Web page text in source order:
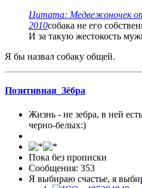
Цитата: Медвежоночек от
2010собака не его
И за такую жестокость
Я бы назвал собаку общей.
Позитивная_Зёбра
Жизнь - не зебра, в ней
черно-белых:)
Пока без прописки
Сообщения: 353
Я выбираю счастье, я